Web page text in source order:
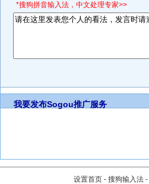
*搜狗拼音输入法，中文处理专家>>
我要发布Sogou推广服务
设置首页 - 搜狗输入法 -